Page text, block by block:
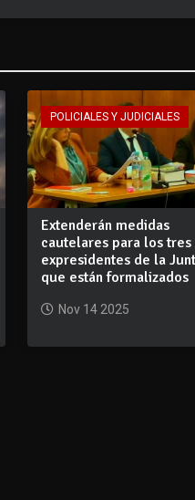
POLICIALES Y JUDICIALES
Extenderán medidas
cautelares para los tres
expresidentes de la
que están formalizados
Nov 14 2025